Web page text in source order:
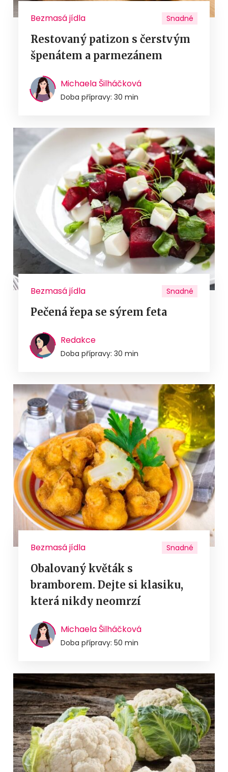
Bezmasá jídla Snadné
Restovaný patizon s čerstvým
špenátem a parmezánem
Michaela Šilháčková
Doba přípravy: 30 min
Bezmasá jídla Snadné
Pečená řepa se sýrem feta
Redakce
Doba přípravy: 30 min
Bezmasá jídla Snadné
Obalovaný květák s
bramborem. Dejte si klasiku,
která nikdy neomrzí
Michaela Šilháčková
Doba přípravy: 50 min